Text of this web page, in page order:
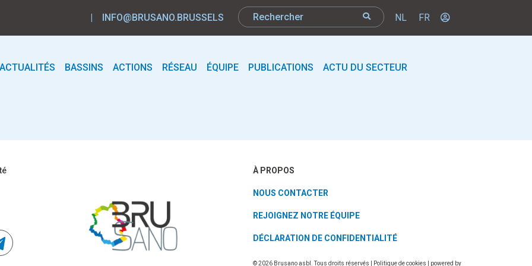
| INFO@BRUSANO.BRUSSELS NL FR
ACTUALITÉS BASSINS ACTIONS RÉSEAU ÉQUIPE PUBLICATIONS ACTU DU SECTEUR
À PROPOS
NOUS CONTACTER
REJOIGNEZ NOTRE ÉQUIPE
DÉCLARATION DE CONFIDENTIALITÉ
© 2026 Brusano asbl. Tous droits réservés | Politique de cookies
| powered by